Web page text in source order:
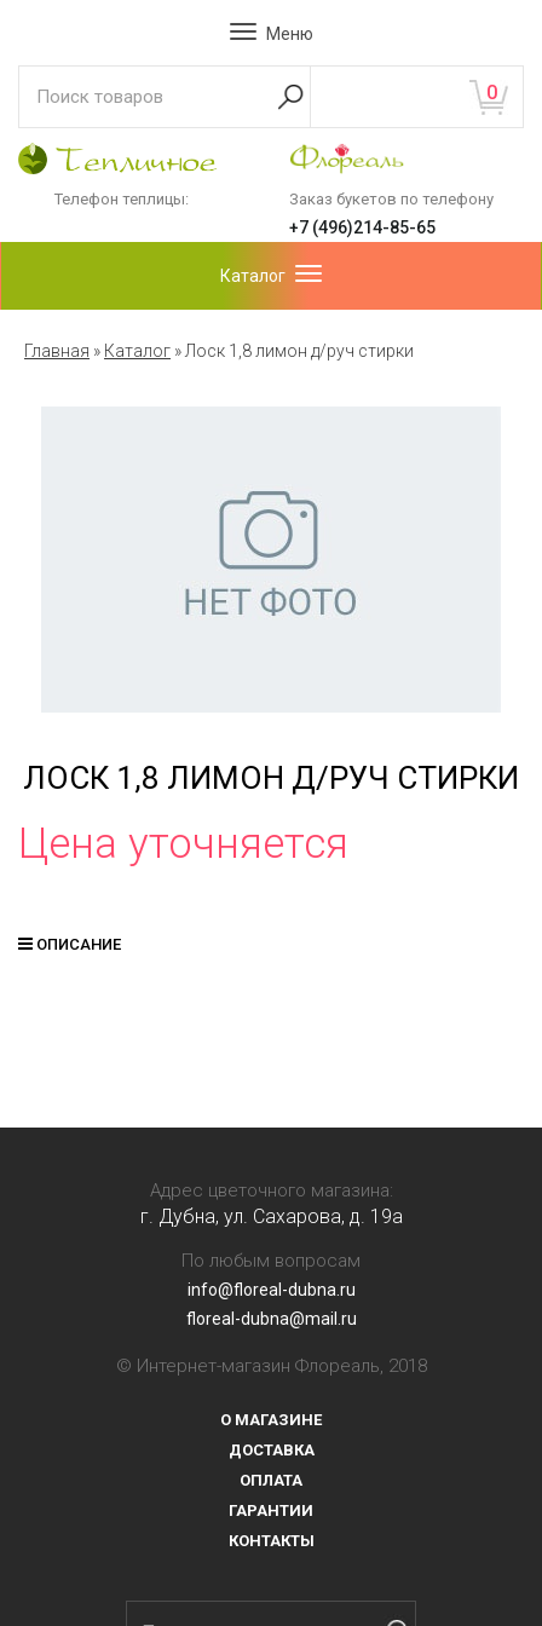
Меню
0
Телефон теплицы: Заказ букетов по телефону
+7 (496)214-85-65
Каталог
Главная » Каталог »Лоск 1,8 лимон д/руч стирки
ЛОСК 1,8 ЛИМОН Д/РУЧ СТИРКИ
Цена уточняется
ОПИСАНИЕ
Адрес цветочного магазина:
г. Дубна, ул. Сахарова, д. 19a
По любым вопросам
info@floreal-dubna.ru
floreal-dubna@mail.ru
© Интернет-магазин Флореаль, 2018
О МАГАЗИНЕ
ДОСТАВКА
ОПЛАТА
ГАРАНТИИ
КОНТАКТЫ